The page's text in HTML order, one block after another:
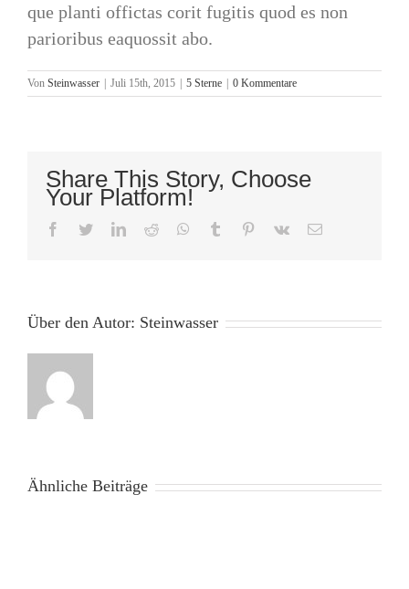
que planti offictas corit fugitis quod es non
parioribus eaquossit abo.
Von Steinwasser Juli 15th, 2015 5 Sterne 0 Kommentare
Share This Story, Choose
Your Platform!
facebooktwitterlinkedinreddit whatsapp
tumblr pinterest
vk
E-
Über den Autor: Steinwasser
Ähnliche Beiträge